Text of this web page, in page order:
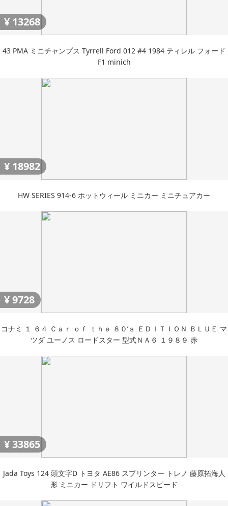
¥ 13268
43 PMA ミニチャンプス Tyrrell Ford 012 #4 1984 ティレル フォード
F1 minich
¥ 18982
HW SERIES 914-6 ホットウィール ミニカー ミニチュアカー
¥9728
コナミ １ ６４ Ｃａｒ ｏｆ ｔｈｅ ８０’ｓ ＥＤＩＴＩＯＮ ＢＬＵＥ マ
ツダ ユーノス ロードスター 型式ＮＡ６ １９８９ 赤
¥33865
Jada Toys 124 頭文字D トヨタ AE86 スプリンター トレノ 藤原拓海人
形 ミニカー ドリフト ワイルドスピード